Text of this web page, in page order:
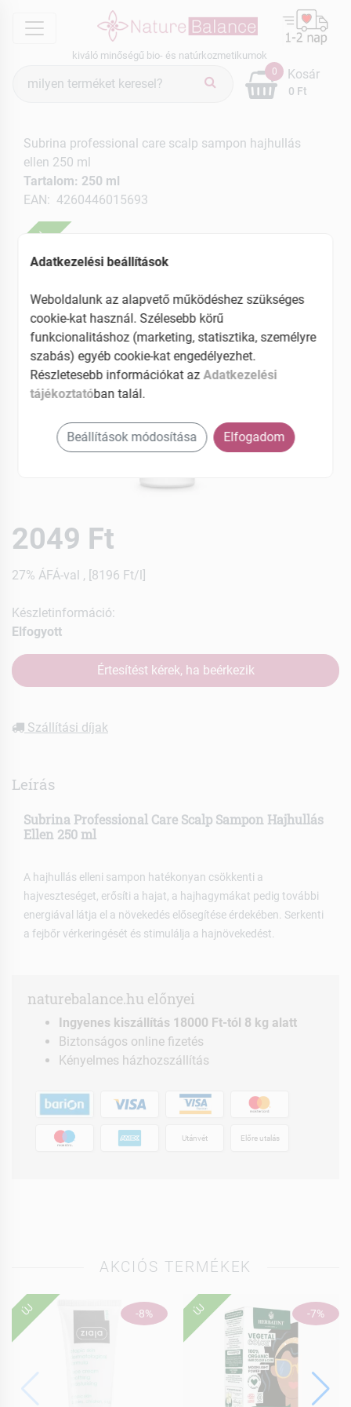
menu
kiváló minőségű bio- és natúrkozmetikumok
keresés
0
0 Ft
Kosár
ÚJ
Subrina professional care scalp sampon hajhullás
ellen 250 ml
Tartalom: 250 ml
EAN: 4260446015693
2049 Ft
27% ÁFÁ-val , [8196 Ft/l]
Készletinformáció:
Elfogyott
Értesítést kérek, ha beérkezik
Szállítási díjak
Leírás
Subrina Professional Care Scalp Sampon Hajhullás
Ellen 250 ml
A hajhullás elleni sampon hatékonyan csökkenti a
hajveszteséget, erősíti a hajat, a hajhagymákat pedig további
energiával látja el a növekedés elősegítése érdekében. Serkenti
a fejbőr vérkeringését és stimulálja a hajnövekedést.
naturebalance.hu előnyei
Ingyenes kiszállítás 18000 Ft-tól 8 kg alatt
Biztonságos online fizetés
Kényelmes házhozszállítás
Utánvét Előre utalás
AKCIÓS TERMÉKEK
-8%
ÚJ -7%
ÚJ
Adatkezelési beállítások
Weboldalunk az alapvető működéshez szükséges
cookie-kat használ. Szélesebb körű
funkcionalitáshoz (marketing, statisztika, személyre
szabás) egyéb cookie-kat engedélyezhet.
Részletesebb információkat az Adatkezelési
tájékoztatóban talál.
Beállítások módosítása Elfogadom